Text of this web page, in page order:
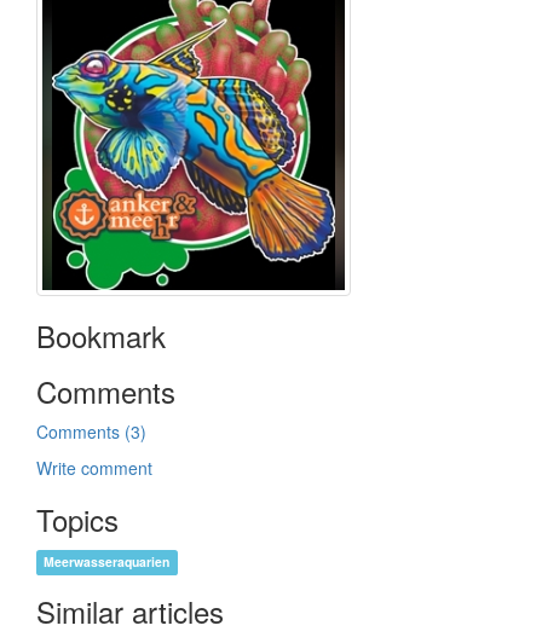
Bookmark
Comments
Comments (3)
Write comment
Topics
Meerwasseraquarien
Similar articles